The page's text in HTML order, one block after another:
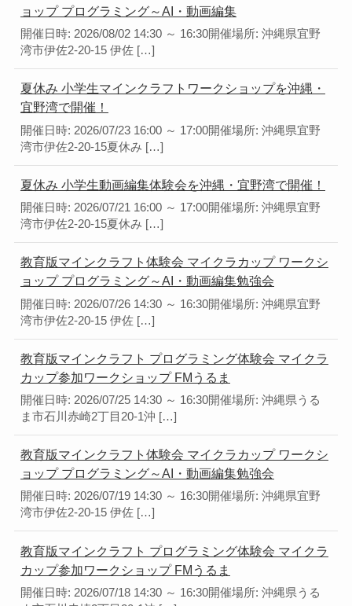
ョップ プログラミング～AI・動画編集
開催日時: 2026/08/02 14:30 ～ 16:30開催場所: 沖縄県宜野
湾市伊佐2-20-15 伊佐 […]
夏休み 小学生マインクラフトワークショップを沖縄・
宜野湾で開催！
開催日時: 2026/07/23 16:00 ～ 17:00開催場所: 沖縄県宜野
湾市伊佐2-20-15夏休み […]
夏休み 小学生動画編集体験会を沖縄・宜野湾で開催！
開催日時: 2026/07/21 16:00 ～ 17:00開催場所: 沖縄県宜野
湾市伊佐2-20-15夏休み […]
教育版マインクラフト体験会 マイクラカップ ワークシ
ョップ プログラミング～AI・動画編集勉強会
開催日時: 2026/07/26 14:30 ～ 16:30開催場所: 沖縄県宜野
湾市伊佐2-20-15 伊佐 […]
教育版マインクラフト プログラミング体験会 マイクラ
カップ参加ワークショップ FMうるま
開催日時: 2026/07/25 14:30 ～ 16:30開催場所: 沖縄県うる
ま市石川赤崎2丁目20-1沖 […]
教育版マインクラフト体験会 マイクラカップ ワークシ
ョップ プログラミング～AI・動画編集勉強会
開催日時: 2026/07/19 14:30 ～ 16:30開催場所: 沖縄県宜野
湾市伊佐2-20-15 伊佐 […]
教育版マインクラフト プログラミング体験会 マイクラ
カップ参加ワークショップ FMうるま
開催日時: 2026/07/18 14:30 ～ 16:30開催場所: 沖縄県うる